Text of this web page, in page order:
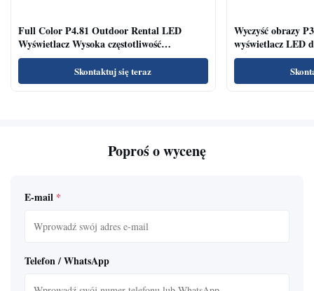
Full Color P4.81 Outdoor Rental LED
Wyświetlacz Wysoka częstotliwość
odświeżania Szeroki kąt widzenia
Skontaktuj się teraz
Wyczyść obrazy
wyświetlacz LED
konferencyjnych
Poproś o wycenę
E-mail *
Telefon / WhatsApp